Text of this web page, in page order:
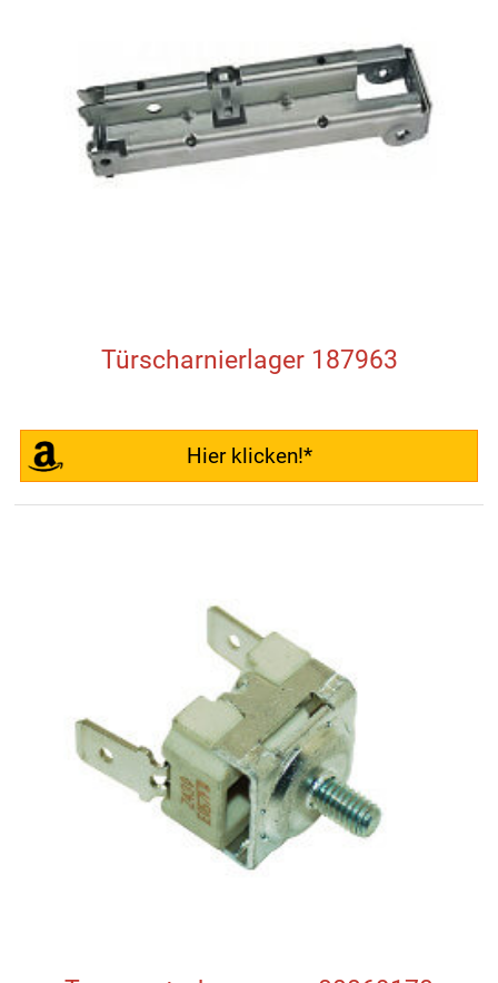
Türscharnierlager 187963
Hier klicken!*